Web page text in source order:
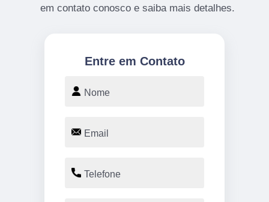
em contato conosco e saiba mais detalhes.
Entre em Contato